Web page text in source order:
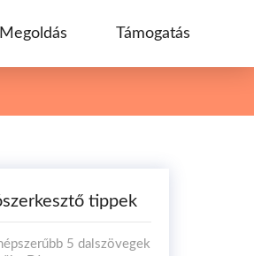
Megoldás Támogatás
tippek
5 dalszövegek